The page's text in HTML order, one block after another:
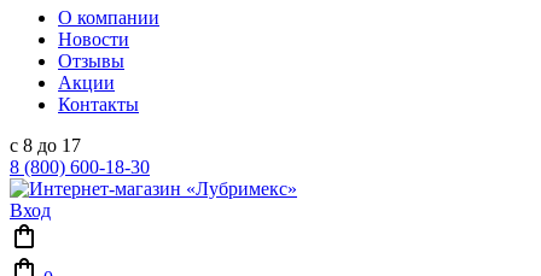
О компании
Новости
Отзывы
Акции
Контакты
с 8 до 17
8 (800) 600-18-30
Вход